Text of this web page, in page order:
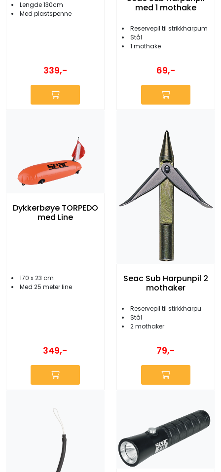
Lengde 130cm
Med plastspenne
339,-
med 1 mothake
Reservepil til strikkharpum
Stål
1 mothake
69,-
Dykkerbøye TORPEDO
med Line
170 x 23 cm
Med 25 meter line
349,-
Seac Sub Harpunpil 2
mothaker
Reservepil til stirkkharpu
Stål
2 mothaker
79,-